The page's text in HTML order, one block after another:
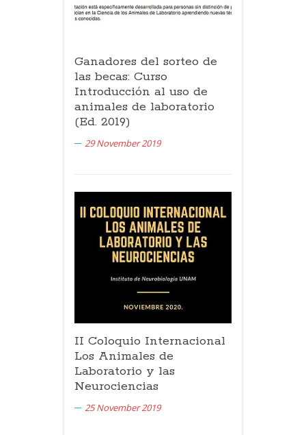
Ganadores del sorteo de
las becas: Curso
Introducción al uso de
animales de laboratorio
(Ed. 2019)
29 November 2019
II Coloquio Internacional
Los Animales de
Laboratorio y las
Neurociencias
25 November 2019